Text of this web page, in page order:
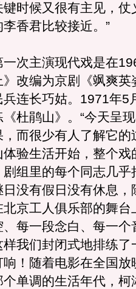
时候又很有主见，仗
香君比较接近。”
主演现代戏是在
改编为京剧《飒爽英
连长巧姑。1971年5
杜鹃山》。“今天呈
而很少有人了解它的
验生活开始，整个戏
组里的每个同志几乎
没有假日没有休息，
京工人俱乐部的舞台
每一段念白、每一个
我们封闭式地排练了
！随着电影在全国放
单调的生活年代，柯